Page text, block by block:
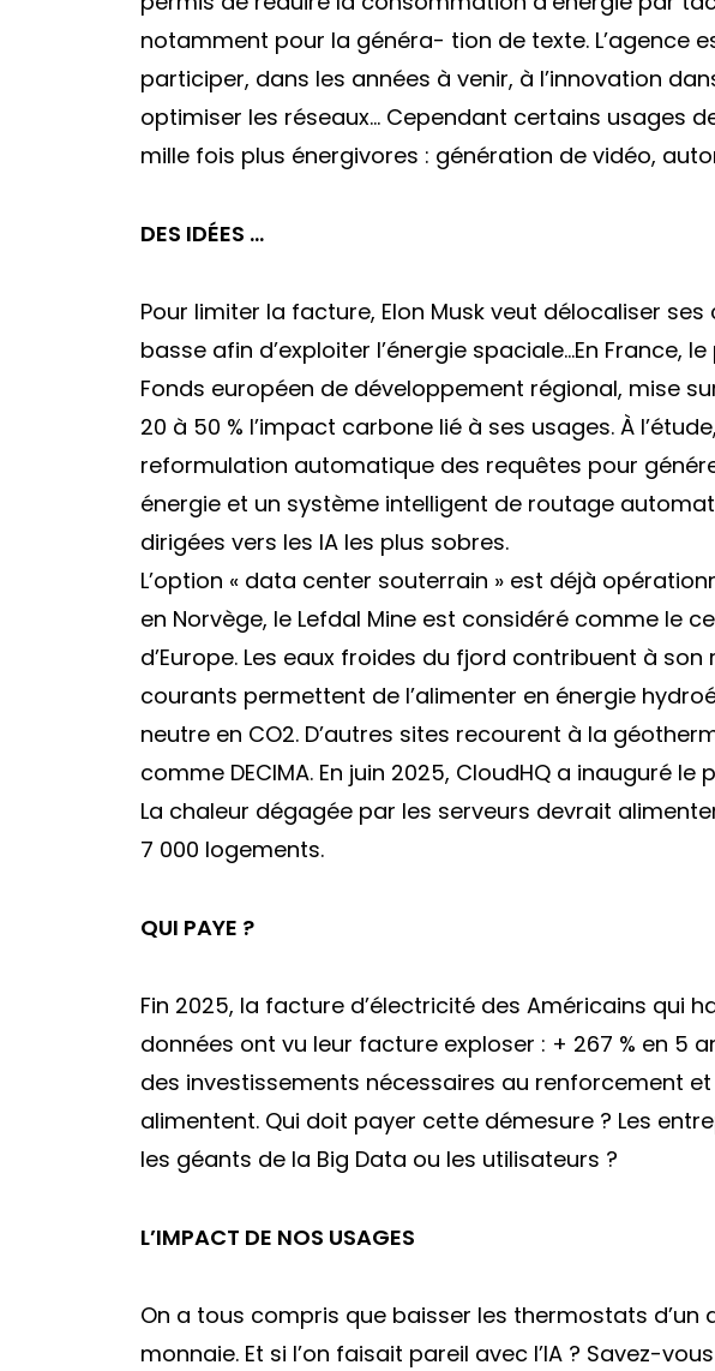
notamment pour la généra- tion de texte. L’agence
participer, dans les années à venir, à l’innovation
optimiser les réseaux… Cependant certains usages
mille fois plus énergivores : génération de vidéo,
DES IDÉES …
Pour limiter la facture, Elon Musk veut délocaliser
basse afin d’exploiter l’énergie spaciale…En France,
Fonds européen de développement régional, mise
20 à 50 % l’impact carbone lié à ses usages. À
reformulation automatique des requêtes pour
énergie et un système intelligent de routage
dirigées vers les IA les plus sobres.
L’option « data center souterrain » est déjà
en Norvège, le Lefdal Mine est considéré comme le
d’Europe. Les eaux froides du fjord contribuent à
courants permettent de l’alimenter en énergie
neutre en CO2. D’autres sites recourent à la
comme DECIMA. En juin 2025, CloudHQ a inauguré
La chaleur dégagée par les serveurs devrait
7 000 logements.
QUI PAYE ?
Fin 2025, la facture d’électricité des Américains qui
données ont vu leur facture exploser : + 267 % en 5
des investissements nécessaires au renforcement et
alimentent. Qui doit payer cette démesure ? Les
les géants de la Big Data ou les utilisateurs ?
L’IMPACT DE NOS USAGES
On a tous compris que baisser les thermostats
monnaie. Et si l’on faisait pareil avec l’IA ? Savez-